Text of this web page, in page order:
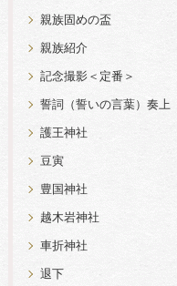
親族固めの盃
親族紹介
記念撮影＜定番＞
誓詞（誓いの言葉）奏上
護王神社
豆寅
豊国神社
越木岩神社
車折神社
退下